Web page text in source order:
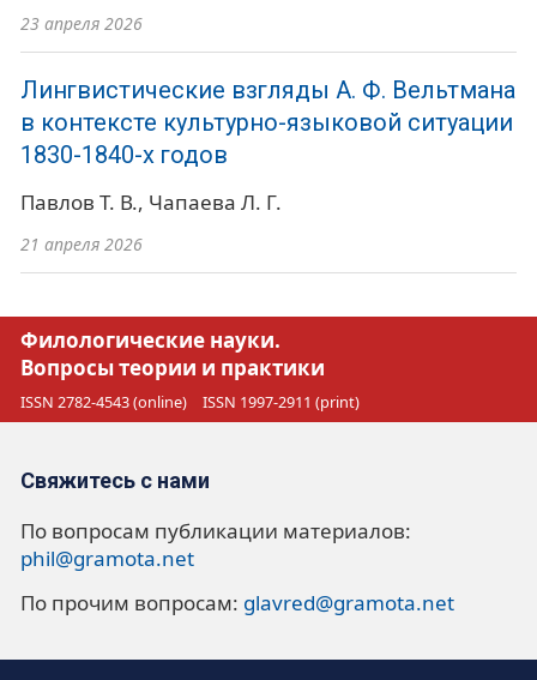
23 апреля 2026
Лингвистические взгляды А. Ф. Вельтмана
в контексте культурно-языковой ситуации
1830-1840-х годов
Павлов Т. В. Чапаева Л. Г.
21 апреля 2026
Филологические науки.
Вопросы теории и практики
ISSN 2782-4543 (online) ISSN 1997-2911 (print)
Свяжитесь с нами
По вопросам публикации материалов:
phil@gramota.net
По прочим вопросам: glavred@gramota.net